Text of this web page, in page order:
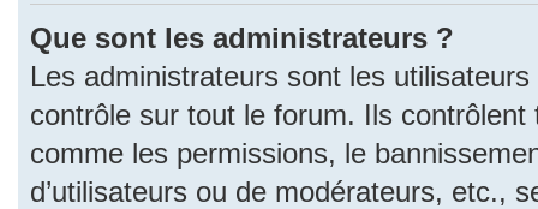
Que sont les administrateurs ?
Les administrateurs sont les
contrôle sur tout le forum. Ils
comme les permissions, le
d’utilisateurs ou de modérateurs, etc.,